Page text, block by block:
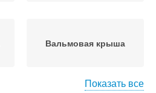
Вальмовая крыша
Показать все